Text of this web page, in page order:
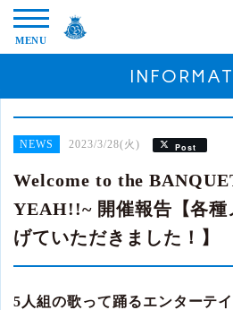
NEWS 2023/3/28(火) Post
Welcome to the
YEAH!!~ 開催報告【各種
げていただきました！】
5人組の歌って踊るエンターテ